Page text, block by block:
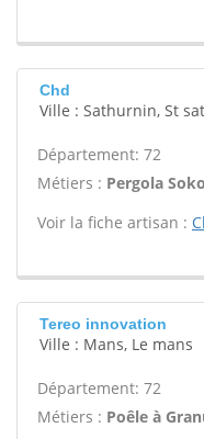
Chd
Ville : Sathurnin, St
Département: 72
Métiers : Pergola
Voir la fiche artisan :
Tereo innovation
Ville : Mans, Le mans
Département: 72
Métiers : Poêle à